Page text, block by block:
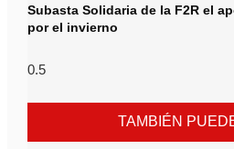
Subasta Solidaria de la F2R el
por el invierno
TAMBIÉN